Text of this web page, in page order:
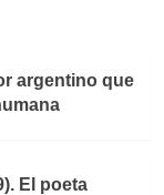
argentino que
El poeta